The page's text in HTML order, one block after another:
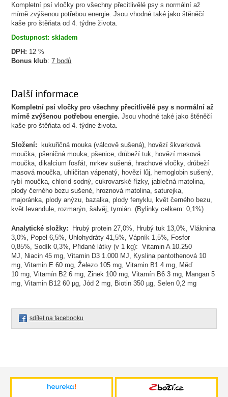
Kompletní psí vločky pro všechny přecitlivělé psy s normální až
mírně zvýšenou potřebou energie. Jsou vhodné také jako štěněčí
kaše pro štěňata od 4. týdne života.
Dostupnost: skladem
DPH: 12 %
Bonus klub:7 bodů
Další informace
Kompletní psí vločky pro všechny přecitlivělé psy s normální až
mírně zvýšenou potřebou energie.Jsou vhodné také jako štěněčí
kaše pro štěňata od 4. týdne života.
Složení:
kukuřičná mouka (válcově sušená), hovězí škvarková
moučka, pšeničná mouka, pšenice, drůbeží tuk, hovězí masová
moučka, dikalcium fosfát, mrkev sušená, hrachové vločky, drůbeží
masová moučka, uhličitan vápenatý, hovězí lůj, hemoglobin sušený,
rybí moučka, chlorid sodný, cukrovarské řízky, jablečná matolina,
plody černého bezu sušené, hroznová matolina, saturejka,
majoránka, plody anýzu, bazalka, plody fenyklu, květ černého bezu,
květ levandule, rozmarýn, šalvěj, tymián. (Bylinky celkem: 0,1%)
Analytické složky: Hrubý protein 27,0%, Hrubý tuk 13,0%,Vláknina
3,0%, Popel 6,5%, Uhlohydráty 41,5%,Vápník 1,5%, Fosfor
0,85%,Sodík 0,3%, Přidané látky (v 1 kg):
Vitamin A 10.250
MJ, Niacin 45 mg,Vitamin D3 1.000 MJ, Kyslina pantothenová 10
mg,Vitamin E 60 mg,Železo 105 mg,Vitamin B1 4 mg, Měď
10 mg,Vitamín B2 6 mg,Zinek 100 mg,Vitamín B6 3 mg, Mangan 5
mg,Vitamin B12 60 µg,Jód 2 mg, Biotin 350 µg,Selen 0,2 mg
sdílet na facebooku